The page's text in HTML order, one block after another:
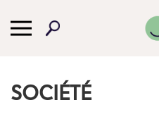
SOCIÉTÉ